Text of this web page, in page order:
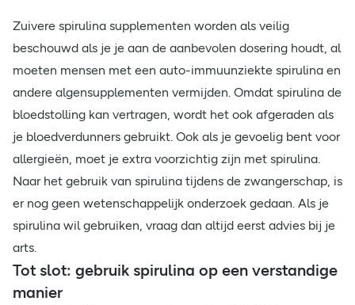
Zuivere spirulina supplementen worden als veilig
beschouwd als je je aan de aanbevolen dosering houdt, al
moeten mensen met een auto-immuunziekte spirulina en
andere algensupplementen vermijden. Omdat spirulina de
bloedstolling kan vertragen, wordt het ook afgeraden als
je bloedverdunners gebruikt. Ook als je gevoelig bent voor
allergieën, moet je extra voorzichtig zijn met spirulina.
Naar het gebruik van spirulina tijdens de zwangerschap, is
er nog geen wetenschappelijk onderzoek gedaan. Als je
spirulina wil gebruiken, vraag dan altijd eerst advies bij je
arts.
Tot slot: gebruik spirulina op een verstandige
manier